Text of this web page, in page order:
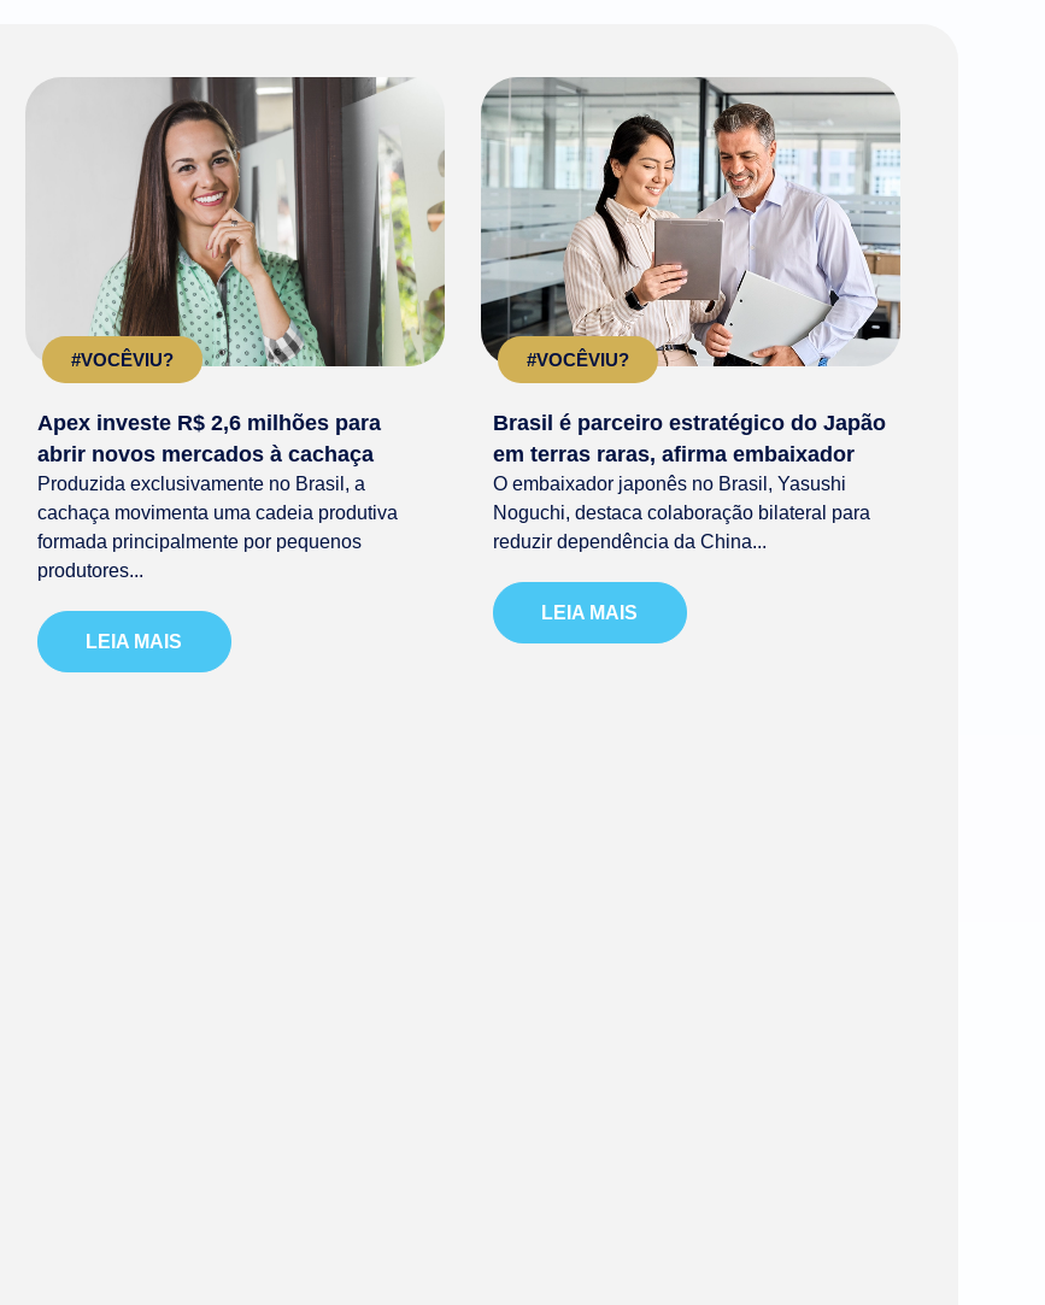
#VOCÊVIU?
Apex investe R$ 2,6 milhões para
abrir novos mercados à cachaça
Produzida exclusivamente no Brasil, a
cachaça movimenta uma cadeia produtiva
formada principalmente por pequenos
produtores...
LEIA MAIS
#VOCÊVIU?
Brasil é parceiro estratégico do Japão
em terras raras, afirma embaixador
O embaixador japonês no Brasil, Yasushi
Noguchi, destaca colaboração bilateral para
reduzir dependência da China...
LEIA MAIS